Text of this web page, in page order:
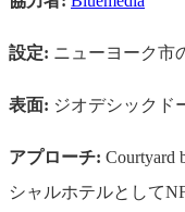
設定: ニューヨーク市
表面: ジオデシックド
アプローチ: Courtyard
シャルホテルとして